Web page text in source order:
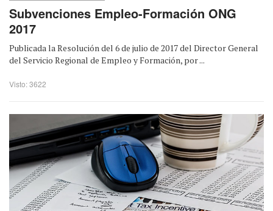
Subvenciones Empleo-Formación ONG
2017
Publicada la Resolución del 6 de julio de 2017 del Director General
del Servicio Regional de Empleo y Formación, por ...
Visto: 3622